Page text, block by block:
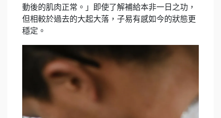
動後的肌肉正常。」即使了解補給本非一日之功，
但相較於過去的大起大落，子易有感如今的狀態更
穩定。